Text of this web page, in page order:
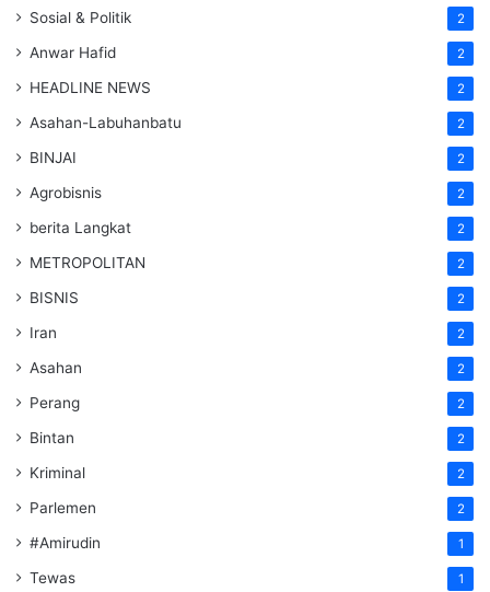
Sosial & Politik 2
Anwar Hafid 2
HEADLINE NEWS 2
Asahan-Labuhanbatu 2
BINJAI 2
Agrobisnis 2
berita Langkat 2
METROPOLITAN 2
BISNIS 2
Iran 2
Asahan 2
Perang 2
Bintan 2
Kriminal 2
Parlemen 2
#Amirudin 1
Tewas 1